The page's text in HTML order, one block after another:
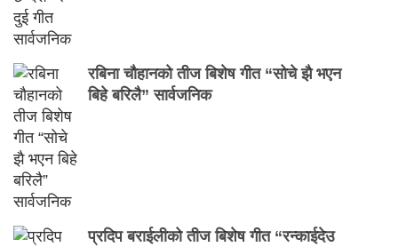
रबिना चौहानको तीज बिशेष गीत “सोचे झै भएन
बिहे बरिलै” सार्वजनिक
प्रदिप बराईलीको तीज बिशेष गीत “रन्काईदेउ